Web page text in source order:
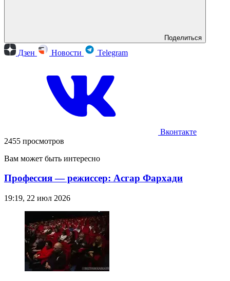
Поделиться
Дзен Новости Telegram
Вконтакте
2455 просмотров
Вам может быть интересно
Профессия — режиссер: Асгар Фархади
19:19, 22 июл 2026